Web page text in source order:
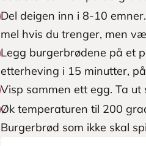
Del deigen inn i 8-10
mel hvis du trenger, men
Legg burgerbrødene på et
etterheving i 15 minutter,
Visp sammen ett egg. Ta
Øk temperaturen til 200
Burgerbrød som ikke skal